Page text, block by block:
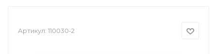
Артикул: 110030-2